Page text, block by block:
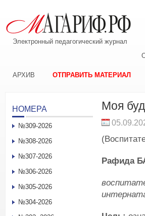
Электронный педагогический журнал
АРХИВ ОТПРАВИТЬ МАТЕРИАЛ
Моя
Рафида
НОМЕРА
№309-2026
№308-2026
№307-2026
№306-2026
№305-2026
№304-2026